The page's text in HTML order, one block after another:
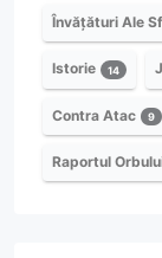
Învățături Ale
Istorie 14
Contra Atac 9
Raportul